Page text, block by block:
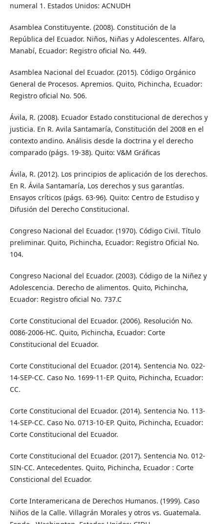
numeral 1. Estados Unidos: ACNUDH
Asamblea Constituyente. (2008). Constitución de la
República del Ecuador. Niños, Niñas y Adolescentes. Alfaro,
Manabí, Ecuador: Registro oficial No. 449.
Asamblea Nacional del Ecuador. (2015). Código Orgánico
General de Procesos. Apremios. Quito, Pichincha, Ecuador:
Registro oficial No. 506.
Ávila, R. (2008). Ecuador Estado constitucional de derechos y
justicia. En R. Avila Santamaría, Constitución del 2008 en el
contexto andino. Análisis desde la doctrina y el derecho
comparado (págs. 19-38). Quito: V&M Gráficas
Ávila, R. (2012). Los principios de aplicación de los derechos.
En R. Ávila Santamaría, Los derechos y sus garantías.
Ensayos críticos (págs. 63-96). Quito: Centro de Estudiso y
Difusión del Derecho Constitucional.
Congreso Nacional del Ecuador. (1970). Código Civil. Título
preliminar. Quito, Pichincha, Ecuador: Registro Oficial No.
104.
Congreso Nacional del Ecuador. (2003). Código de la Niñez y
Adolescencia. Derecho de alimentos. Quito, Pichincha,
Ecuador: Registro oficial No. 737.C
Corte Constitucional del Ecuador. (2006). Resolución No.
0086-2006-HC. Quito, Pichincha, Ecuador: Corte
Constitucional del Ecuador.
Corte Constitucional del Ecuador. (2014). Sentencia No. 022-
14-SEP-CC. Caso No. 1699-11-EP. Quito, Pichincha, Ecuador:
CC.
Corte Constitucional del Ecuador. (2014). Sentencia No. 113-
14-SEP-CC. Caso No. 0713-10-EP. Quito, Pichincha, Ecuador:
Corte Constitucional del Ecuador.
Corte Constitucional del Ecuador. (2017). Sentencia No. 012-
SIN-CC. Antecedentes. Quito, Pichincha, Ecuador : Corte
Consticional del Ecuador.
Corte Interamericana de Derechos Humanos. (1999). Caso
Niños de la Calle. Villagrán Morales y otros vs. Guatemala.